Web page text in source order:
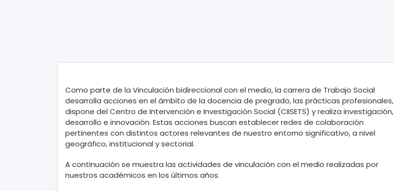
Como parte de la Vinculación bidireccional con el medio, la carrera de Trabajo Social
desarrolla acciones en el ámbito de la docencia de pregrado, las prácticas profesionales,
dispone del Centro de Intervención e Investigación Social (CIISETS) y realiza investigación,
desarrollo e innovación. Estas acciones buscan establecer redes de colaboración
pertinentes con distintos actores relevantes de nuestro entorno significativo, a nivel
geográfico, institucional y sectorial.
A continuación se muestra las actividades de vinculación con el medio realizadas por
nuestros académicos en los últimos años.